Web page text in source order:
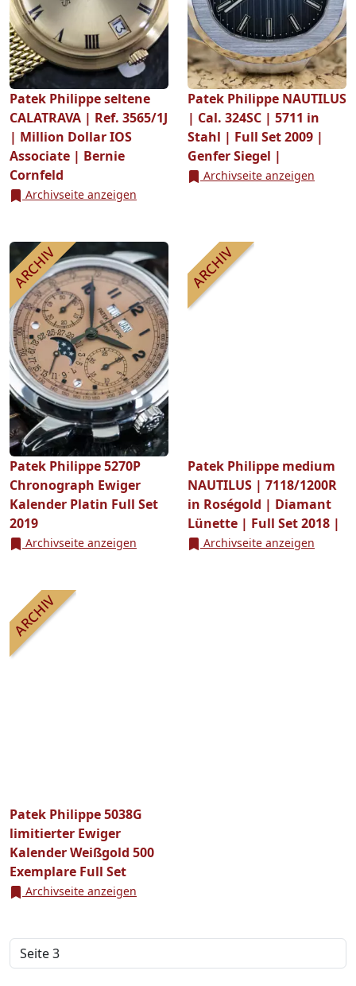
Patek Philippe seltene
CALATRAVA | Ref. 3565/1J
| Million Dollar IOS
Associate | Bernie
Cornfeld
Archivseite anzeigen
Patek Philippe NAUTILUS
| Cal. 324SC | 5711 in
Stahl | Full Set 2009 |
Genfer Siegel |
Archivseite anzeigen
Patek Philippe 5270P
Chronograph Ewiger
Kalender Platin Full Set
2019
Archivseite anzeigen
Patek Philippe medium
NAUTILUS | 7118/1200R
in Roségold | Diamant
Lünette | Full Set 2018 |
Archivseite anzeigen
Patek Philippe 5038G
limitierter Ewiger
Kalender Weißgold 500
Exemplare Full Set
Archivseite anzeigen